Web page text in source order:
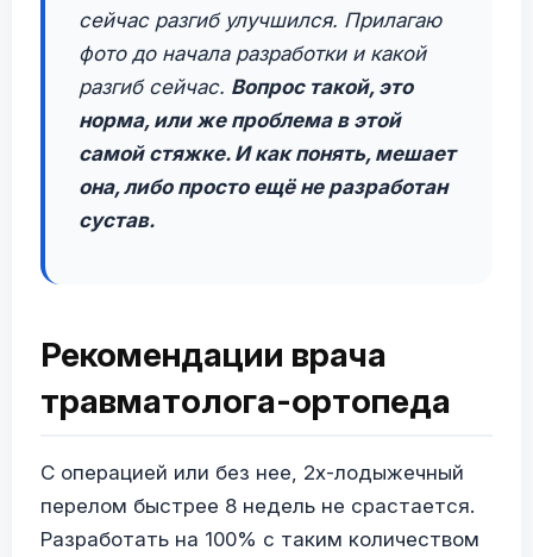
сейчас разгиб улучшился. Прилагаю
фото до начала разработки и какой
разгиб сейчас. Вопрос такой, это
норма, или же проблема в этой
самой стяжке. И как понять, мешает
она, либо просто ещё не разработан
сустав.
Рекомендации врача
травматолога-ортопеда
С операцией или без нее, 2х-лодыжечный
перелом быстрее 8 недель не срастается.
Разработать на 100% с таким количеством